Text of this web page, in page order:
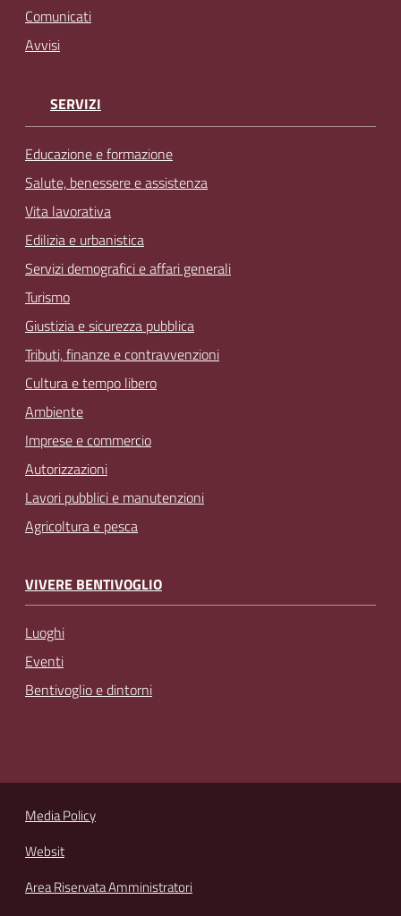
Comunicati
Avvisi
SERVIZI
Educazione e formazione
Salute, benessere e assistenza
Vita lavorativa
Edilizia e urbanistica
Servizi demografici e affari generali
Turismo
Giustizia e sicurezza pubblica
Tributi, finanze e contravvenzioni
Cultura e tempo libero
Ambiente
Imprese e commercio
Autorizzazioni
Lavori pubblici e manutenzioni
Agricoltura e pesca
VIVERE BENTIVOGLIO
Luoghi
Eventi
Bentivoglio e dintorni
Media Policy
Websit
Area Riservata Amministratori